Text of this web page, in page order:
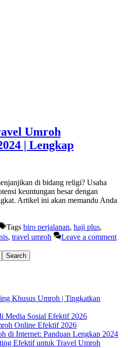
Umroh
| Lengkap
di bidang religi? Usaha
keuntungan besar dengan
Artikel ini akan memandu Anda
Tags biro perjalanan, haji plus,
, travel umroh
Leave a comment
Search
Khusus Umroh | Tingkatkan
Media Sosial Efektif 2026
Online Efektif 2026
di Internet: Panduan Lengkap 2024
Efektif untuk Travel Umroh